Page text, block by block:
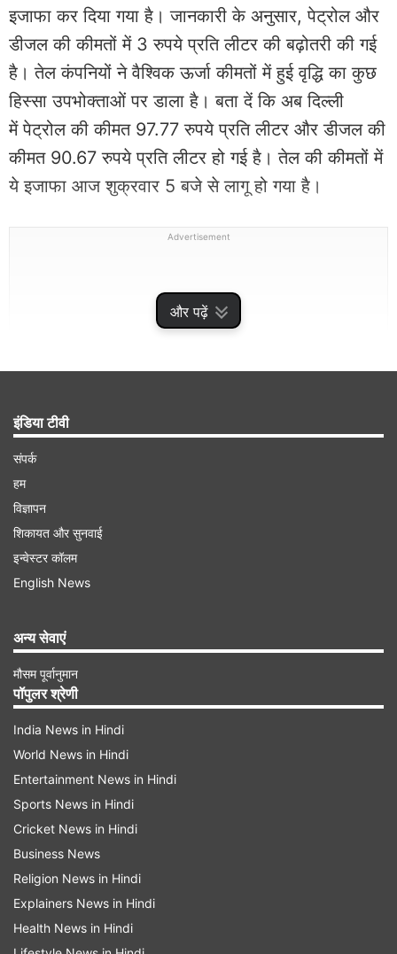
और पढ़ें
इजाफा कर दिया गया है। जानकारी के अनुसार, पेट्रोल और
डीजल की कीमतों में 3 रुपये प्रति लीटर की बढ़ोतरी की गई
है। तेल कंपनियों ने वैश्विक ऊर्जा कीमतों में हुई वृद्धि का कुछ
हिस्सा उपभोक्ताओं पर डाला है। बता दें कि अब दिल्ली
में पेट्रोल की कीमत 97.77 रुपये प्रति लीटर और डीजल की
कीमत 90.67 रुपये प्रति लीटर हो गई है। तेल की कीमतों में
ये इजाफा आज शुक्रवार 5 बजे से लागू हो गया है।
Advertisement
प्रमुख शहरों में पेट्रोल के दाम
शहर
दिल्ली
कोलकाता
मुंबई
चेन्नई 103.67 (+2.83)
प्रमुख शहरों में डीजल के दाम
शहर
दिल्ली
कोलकाता
मुंबई
इंडिया टीवी
संपर्क
हम
विज्ञापन
शिकायत और सुनवाई
इन्वेस्टर कॉलम
English News
अन्य सेवाएं
मौसम पूर्वानुमान
पॉपुलर श्रेणी
India News in Hindi
World News in Hindi
Entertainment News in Hindi
Sports News in Hindi
Cricket News in Hindi
Business News
Religion News in Hindi
Explainers News in Hindi
Health News in Hindi